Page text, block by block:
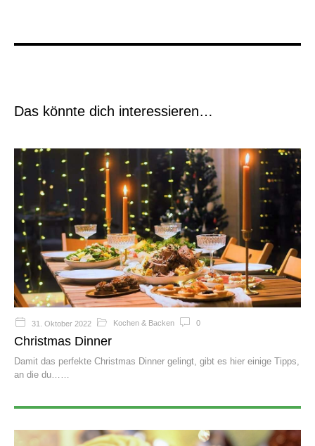
Das könnte dich interessieren…
31. Oktober 2022 Kochen & Backen 0
Christmas Dinner
Damit das perfekte Christmas Dinner gelingt, gibt es hier einige Tipps,
an die du…